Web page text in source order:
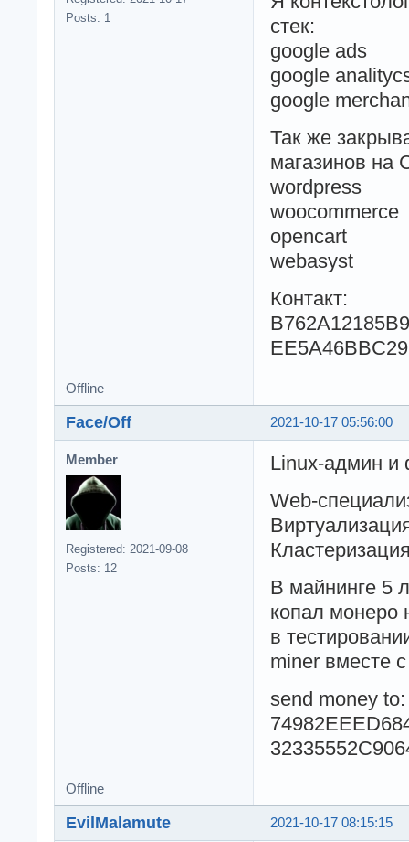
Posts: 1
стек:
google ads
google
google
Так же
магазинов на
wordpress
woocommerce
opencart
webasyst
Контакт:
Offline
2021-10-17 05:56:00
Face/Off
Member
Registered: 2021-09-08
Posts: 12
Linux-админ и
Web-
В майнинге 5
копал монеро
в
miner вместе
send money to:
Offline
2021-10-17 08:15:15
EvilMalamute